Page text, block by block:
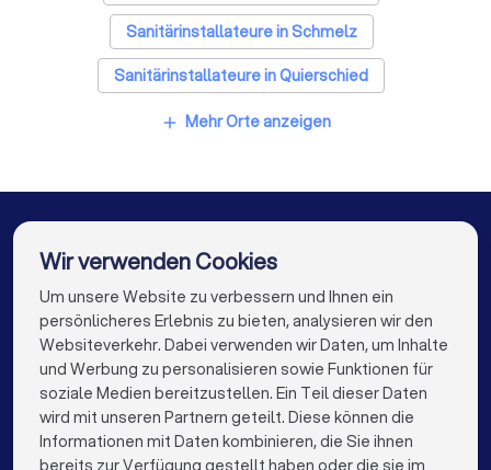
Fensterbauer in Eppelborn
Bodenleger in Eppelborn
Sanitärinstallateure in Schmelz
Sanitärinstallateure in Quierschied
Sanitärinstallateure in Friedrichsthal (Saarland)
Sanitärinstallateure in Sulzbach/Saar
Sanitärinstallateure in Püttlingen
Sanitärinstallateure in Berlin
Sanitärinstallateure in Hamburg
Sanitärinstallateure in München
add Mehr Orte anzeigen
Die besten Unternehmen für Sie
info@trustlocal.de
Wir verwenden Cookies
Um unsere Website zu verbessern und Ihnen ein
persönlicheres Erlebnis zu bieten, analysieren wir den
Websiteverkehr. Dabei verwenden wir Daten, um Inhalte
und Werbung zu personalisieren sowie Funktionen für
soziale Medien bereitzustellen. Ein Teil dieser Daten
wird mit unseren Partnern geteilt. Diese können die
Informationen mit Daten kombinieren, die Sie ihnen
bereits zur Verfügung gestellt haben oder die sie im